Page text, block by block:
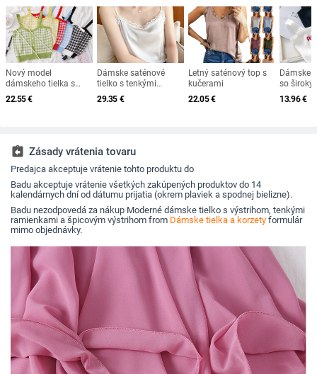
Nový model
dámskeho tielka s
tenkými ramienkami -
krátky model
22.55€
Dámske saténové
tielko s tenkými
ramienkami - niekoľko
farieb
29.35 €
Letný saténový top s
kučerami
22.05€
Dámske
so
nápisom
13.96€
assignment_return Zásady vrátenia tovaru
Predajca akceptuje vrátenie tohto produktu do
Badu akceptuje vrátenie všetkých zakúpených produktov do 14
kalendárnych dní od dátumu prijatia (okrem plaviek a spodnej bielizne).
Badu nezodpovedá za nákup Moderné dámske tielko s výstrihom, tenkými
ramienkami a špicovým výstrihom from Dámske tielka a korzety formulár
mimo objednávky.